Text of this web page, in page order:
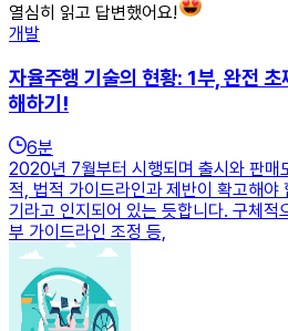
열심히 읽고 답변했어요!
개발
자율주행 기술의 현황: 1부, 완전 초
해하기!
6분
2020년 7월부터 시행되며 출시와 판매
적, 법적 가이드라인과 제반이 확고해야
기라고 인지되어 있는 듯합니다. 구체적
부 가이드라인 조정 등,